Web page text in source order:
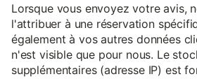
Lorsque vous envoyez votre avis,
l'attribuer à une réservation
également à vos autres données
n'est visible que pour nous. Le
supplémentaires (adresse IP) est